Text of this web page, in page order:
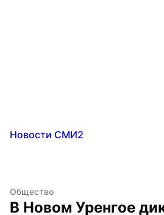
Новости СМИ2
Общество
В Новом Уренгое